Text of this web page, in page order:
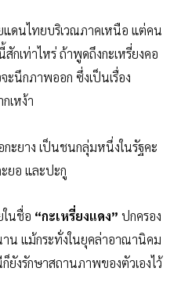
แดนไทยบริเวณภาคเหนือ แต่คน
กเท่าไหร่ ถ้าพูดถึงกะเหรี่ยงคอ
นึกภาพออก ซึ่งเป็นเรื่อง
เหง้า
ะยาง เป็นชนกลุ่มหนึ่งในรัฐคะ
ยอ และปะกู
ในชื่อ “กะเหรี่ยงแดง” ปกครอง
น แม้กระทั่งในยุคล่าอาณานิคม
งรักษาสถานภาพของตัวเองไว้